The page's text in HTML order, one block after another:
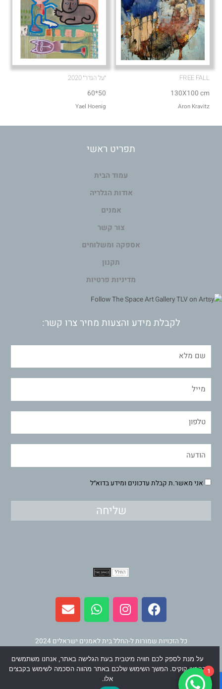
FREE FALL
130X100 cm
Aron Kravitz
״על הגדר״ 2020
50*60
Yael Hoenig‏
תפריט ראשי
עמוד הבית
אודות הגלריה
אמנים
צור קשר
אספקה ומשלוחים
תקנון
מדיניות פרטיות
לקבלת מידע והצעות מחיר צרו קשר:
אני מאשר.ת קבלת עדכונים ומידע בדוא״ל
שליחה
F
a
c
b
o
o
I
n
s
a
g
r
W
h
a
s
a
p
E
n
v
l
o
p
כל הזכויות שמורות ל-החלל בית לאמנים ישראלים 2024
תחזוקה ופיתוחוינר מדיה
1
על מנת לספק לכם חוויה מיטבית בעת הגלישה באתר, אנחנו משתמשים
בקבצי קוקיס. המשך השימוש שלכם באתר מהווה הסכמה לשימוש בקבצים
אלו.